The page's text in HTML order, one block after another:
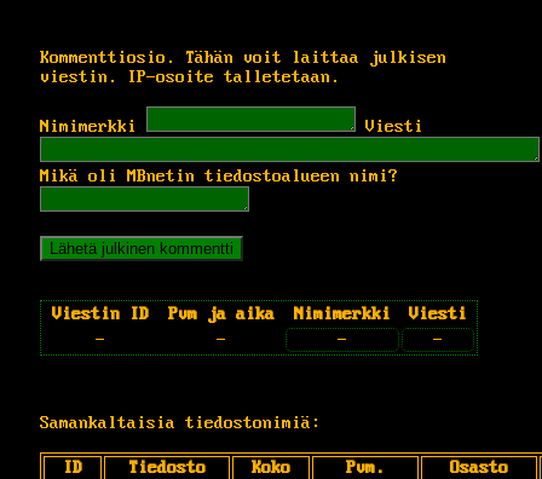
Kommenttiosio. Tähän voit laittaa julkisen
viestin. IP-osoite talletetaan.
Nimimerkki Viesti
Mikä oli MBnetin tiedostoalueen nimi?
Viestin ID Pvm ja aika Nimimerkki
Viesti
-
- - -
Samankaltaisia tiedostonimiä:
ID Tiedosto Koko Pvm. Osasto